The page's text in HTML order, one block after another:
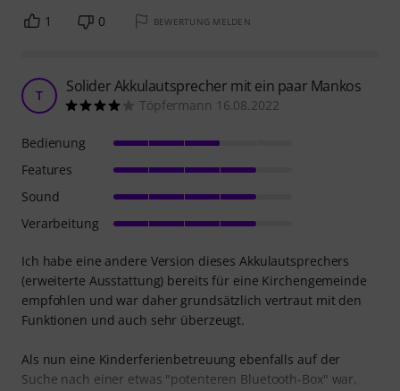
1 0 BEWERTUNG MELDEN
T Solider Akkulautsprecher mit ein paar Mankos
Töpfermann 16.08.2022
Ich habe eine andere Version dieses Akkulautsprechers
(erweiterte Ausstattung) bereits für eine Kirchengemeinde
empfohlen und war daher grundsätzlich vertraut mit den
Funktionen und auch sehr überzeugt.
Als nun eine Kinderferienbetreuung ebenfalls auf der
Suche nach einer etwas "potenteren Bluetooth-Box" war,
Bedienung
Features
Sound
Verarbeitung